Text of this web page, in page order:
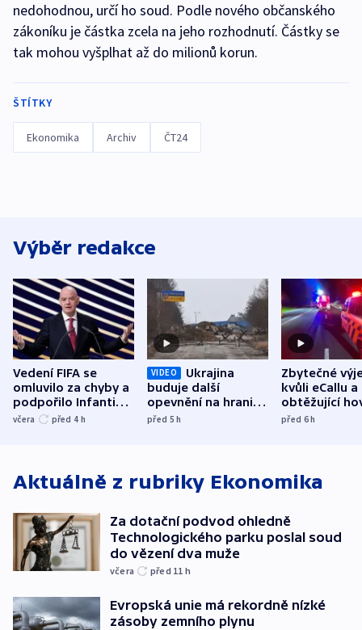
nedohodnou, určí ho soud. Podle nového občanského
zákoníku je částka zcela na jeho rozhodnutí. Částky se
tak mohou vyšplhat až do milionů korun.
ŠTÍTKY
Ekonomika Archiv ČT24
Výběr redakce
Vedení FIFA se
omluvilo za chyby a
podpořilo Infantina.
UEFA trvá na
včera před 4 h
VIDEO
Ukrajina
buduje další
opevnění na hranici
s Běloruskem
před 5h
Zbytečné
kvůli eCallu a
obtěžující
zdržují
před 6h
Aktuálně z rubriky Ekonomika
Za dotační podvod ohledně
Technologického parku poslal soud
do vězení dva muže
včera před 11 h
Evropská unie má rekordně nízké
zásoby zemního plynu